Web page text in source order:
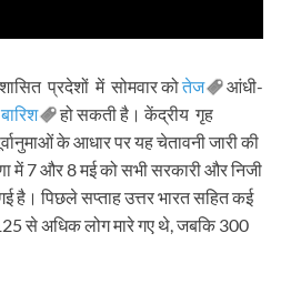
प्रदेशों में सोमवार कोतेज
आंधी-
बारिश
हो सकती है। केंद्रीय गृह
के आधार पर यह चेतावनी जारी की
में 7 और 8 मई को सभी सरकारी और निजी
है। पिछले सप्ताह उत्तर भारत सहित कई
से अधिक लोग मारे गए थे, जबकि 300